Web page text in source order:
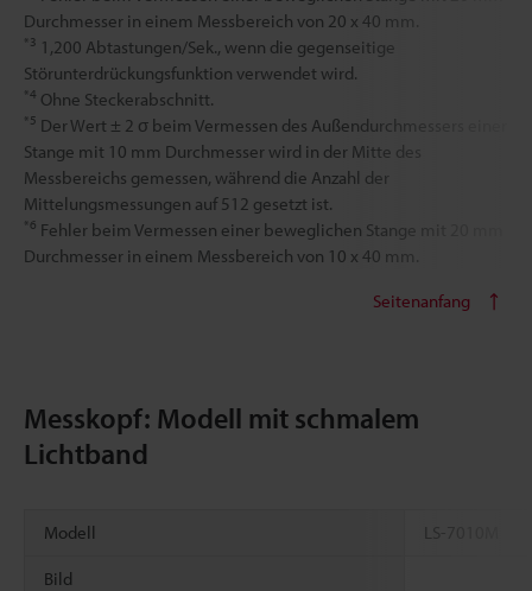
Durchmesser in einem Messbereich von 20 x 40 mm.
*3 1,200 Abtastungen/Sek., wenn die gegenseitige
Störunterdrückungsfunktion verwendet wird.
*4 Ohne Steckerabschnitt.
*5 Der Wert ± 2 σ beim Vermessen des Außendurchmessers einer
Stange mit 10 mm Durchmesser wird in der Mitte des
Messbereichs gemessen, während die Anzahl der
Mittelungsmessungen auf 512 gesetzt ist.
*6 Fehler beim Vermessen einer beweglichen Stange mit 20 mm
Durchmesser in einem Messbereich von 10 x 40 mm.
Seitenanfang
Messkopf: Modell mit schmalem
Lichtband
Modell
Bild